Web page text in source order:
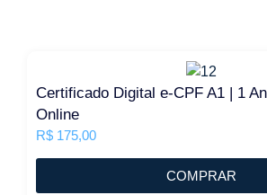
Certificado Digital e-CPF A1 | 1
Online
R$ 175,00
COMPRAR